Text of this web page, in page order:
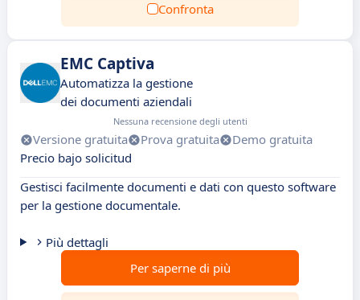
Confronta
EMC Captiva
Automatizza la gestione
dei documenti aziendali
Nessuna recensione degli utenti
Versione gratuita Prova gratuita
Demo gratuita
Precio bajo solicitud
Gestisci facilmente documenti e dati con questo software
per la gestione documentale.
Più dettagli
Per saperne di più